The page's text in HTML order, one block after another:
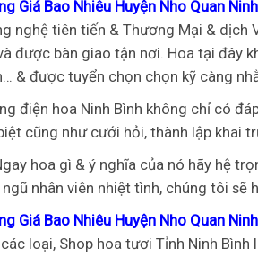
Giá Bao Nhiêu Huyện Nho Quan
nghệ tiên tiến & Thương Mại & dịch
được bàn giao tận nơi. Hoa tại đây
& được tuyển chọn chọn kỹ càng
điện hoa Ninh Bình không chỉ có
cũng như cưới hỏi, thành lập khai
hoa gì & ý nghĩa của nó hãy hệ
nhân viên nhiệt tình, chúng tôi sẽ
Giá Bao Nhiêu Huyện Nho Quan
loại, Shop hoa tươi Tỉnh Ninh